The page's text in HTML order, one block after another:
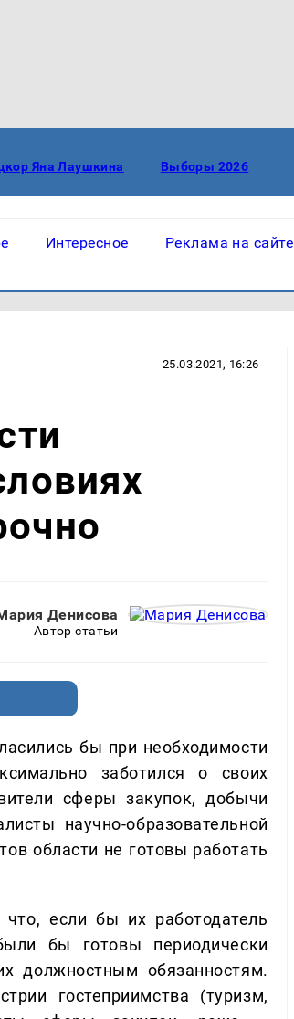
Яна Лаушкина Выборы 2026
Интересное Реклама на сайте
25.03.2021, 16:26
Денисова
Автор статьи
бы при необходимости
заботился о своих
сферы закупок, добычи
научно-образовательной
области не готовы работать
что, если бы их работодатель
бы готовы периодически
должностным обязанностям.
гостеприимства (туризм,